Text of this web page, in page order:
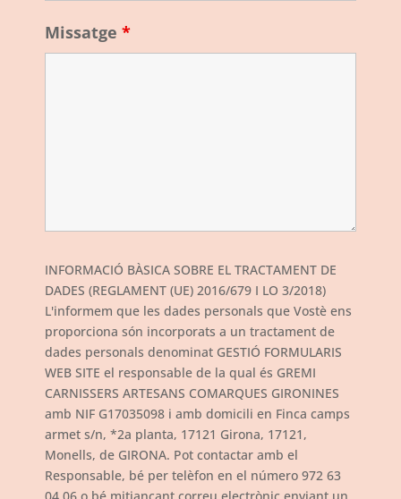
Missatge *
INFORMACIÓ BÀSICA SOBRE EL TRACTAMENT DE
DADES (REGLAMENT (UE) 2016/679 I LO 3/2018)
L'informem que les dades personals que Vostè ens
proporciona són incorporats a un tractament de
dades personals denominat GESTIÓ FORMULARIS
WEB SITE el responsable de la qual és GREMI
CARNISSERS ARTESANS COMARQUES GIRONINES
amb NIF G17035098 i amb domicili en Finca camps
armet s/n, *2a planta, 17121 Girona, 17121,
Monells, de GIRONA. Pot contactar amb el
Responsable, bé per telèfon en el número 972 63